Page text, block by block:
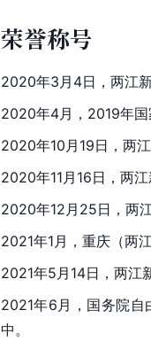
荣誉称号
2020年3月4日，两江
2020年4月，2019年国
2020年10月19日，两
2020年11月16日，两
2020年12月25日，两
2021年1月，重庆（两
2021年5月14日，两江
2021年6月，国务院自
中。